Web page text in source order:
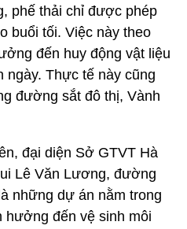
phế thải chỉ được phép
buổi tối. Việc này theo
đến huy động vật liệu
ngày. Thực tế này cũng
đường sắt đô thị, Vành
đại diện Sở GTVT Hà
Lê Văn Lương, đường
những dự án nằm trong
hưởng đến vệ sinh môi